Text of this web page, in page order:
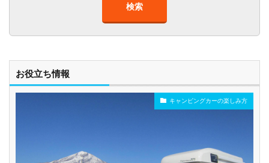
車椅子対応
検索
お役立ち情報
キャンピングカーの楽しみ方